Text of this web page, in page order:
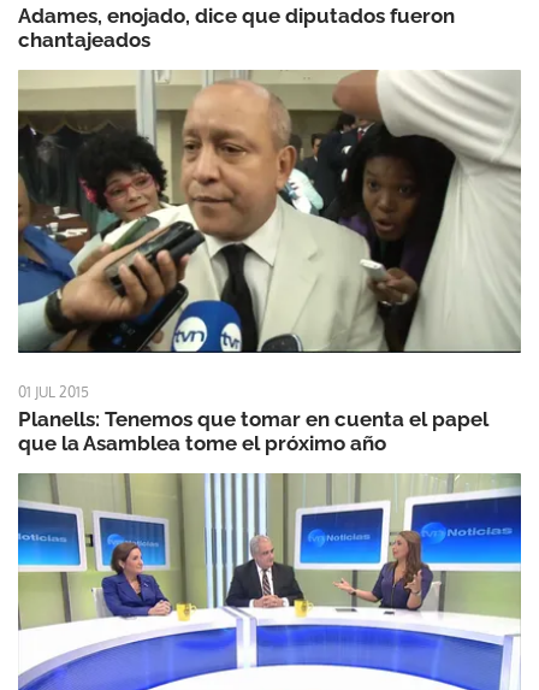
Adames, enojado, dice que diputados fueron
chantajeados
01 JUL 2015
Planells: Tenemos que tomar en cuenta el papel
que la Asamblea tome el próximo año